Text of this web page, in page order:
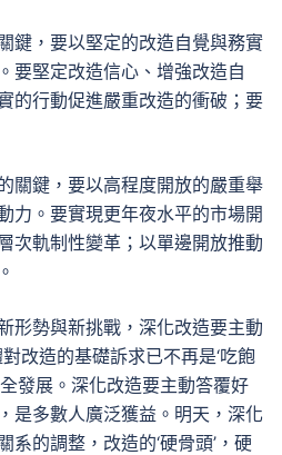
鍵，要以堅定的改造自覺與務實
要堅定改造信心、增強改造自
的行動促進嚴重改造的衝破；要
關鍵，要以高程度開放的嚴重舉
力。要實現更年夜水平的市場開
次軌制性變革；以單邊開放推動
形勢與新挑戰，深化改造要主動
改造的基礎訴求已不再是‘吃飽
發展。深化改造要主動答覆好
是多數人廣泛獲益。明天，深化
系的調整，改造的‘硬骨頭’，硬